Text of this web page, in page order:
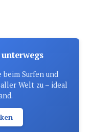
Surfen und
Welt zu – ideal